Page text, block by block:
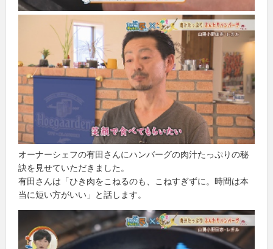
オーナーシェフの有田さんにハンバーグの肉汁たっぷりの秘
訣を見せていただきました。
有田さんは「ひき肉をこねるのも、こねすぎずに。時間は本
当に短い方がいい」と話します。